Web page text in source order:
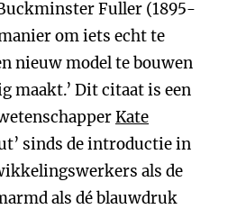
Fuller (1895-
om iets echt te
nieuw model te bouwen
maakt.’ Dit citaat is een
Kate
sinds de introductie in
als de
als dé blauwdruk